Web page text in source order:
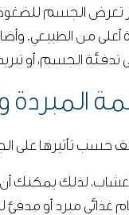
تعرض الجسم
من الطبيعي.
الجسم، أو
حسب تأثيرها على
لذلك يمكنك أن
غذائي مبرد أو مدفئ